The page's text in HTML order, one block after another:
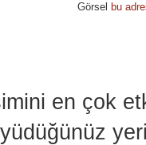
Görsel bu
en çok